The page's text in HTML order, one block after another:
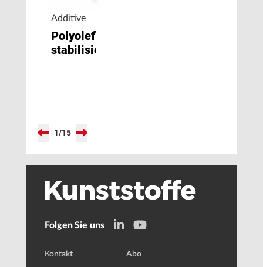
Additive
Polyolefine
stabilisieren
1/15
Folgen Sie uns
Kontakt Abo